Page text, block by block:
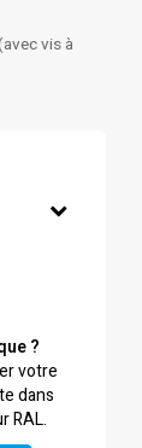
vis à
?
votre
dans
RAL.